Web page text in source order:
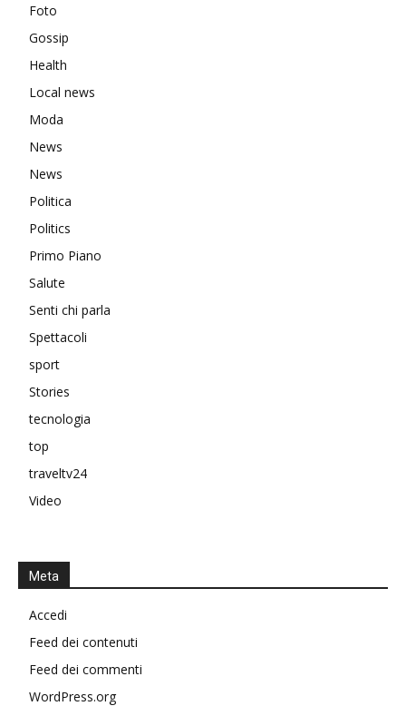
Foto
Gossip
Health
Local news
Moda
News
News
Politica
Politics
Primo Piano
Salute
Senti chi parla
Spettacoli
sport
Stories
tecnologia
top
traveltv24
Video
Meta
Accedi
Feed dei contenuti
Feed dei commenti
WordPress.org